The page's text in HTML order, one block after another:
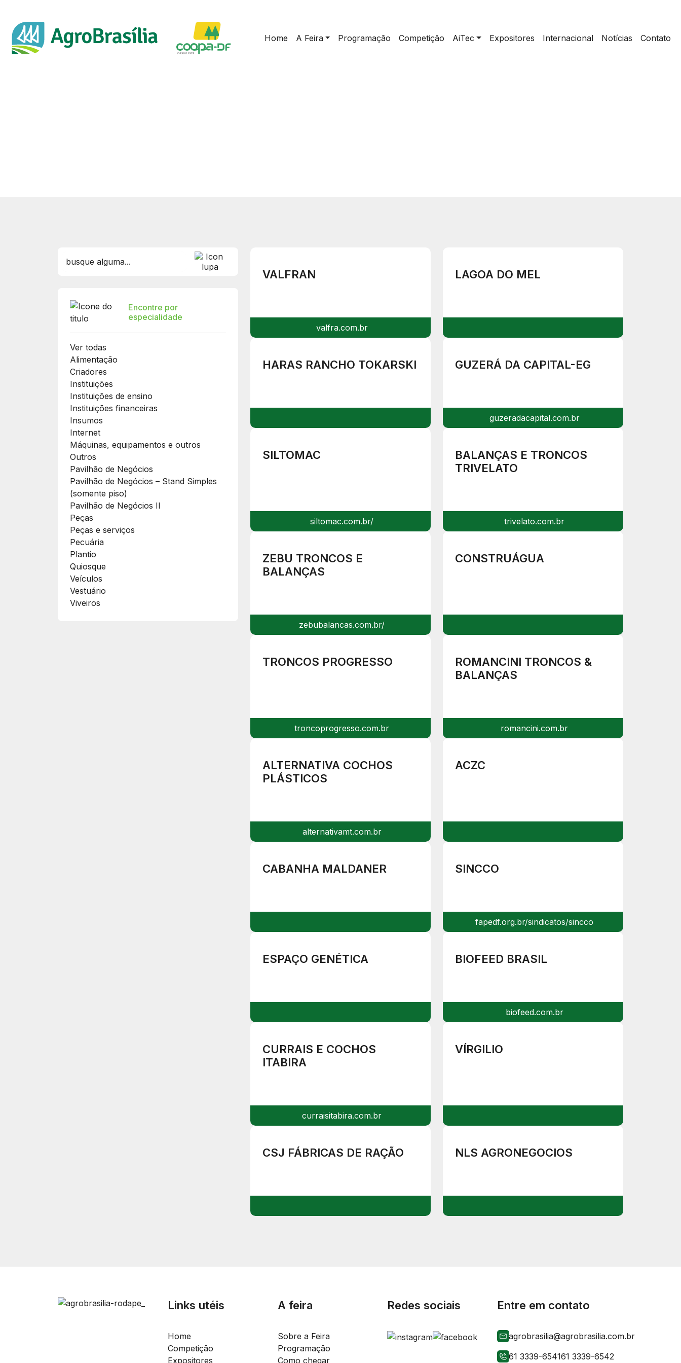
Home A Feira Programação Competição AiTec Expositores Internacional Notícias Contato
Encontre por
especialidade
Ver todas
Alimentação
Criadores
Instituições
Instituições de ensino
Instituições financeiras
Insumos
Internet
Máquinas, equipamentos e outros
Outros
Pavilhão de Negócios
Pavilhão de Negócios – Stand Simples
(somente piso)
Pavilhão de Negócios II
Peças
Peças e serviços
Pecuária
Plantio
Quiosque
Veículos
Vestuário
Viveiros
VALFRAN
valfra.com.br
LAGOA DO MEL
HARAS RANCHO TOKARSKI GUZERÁ DA CAPITAL-EG
guzeradacapital.com.br
SILTOMAC
siltomac.com.br/
BALANÇAS E TRONCOS
TRIVELATO
trivelato.com.br
ZEBU TRONCOS E
BALANÇAS
zebubalancas.com.br/
CONSTRUÁGUA
TRONCOS PROGRESSO
troncoprogresso.com.br
ROMANCINI TRONCOS &
BALANÇAS
romancini.com.br
ALTERNATIVA COCHOS
PLÁSTICOS
alternativamt.com.br
ACZC
CABANHA MALDANER SINCCO
fapedf.org.br/sindicatos/sincco
ESPAÇO GENÉTICA BIOFEED BRASIL
biofeed.com.br
CURRAIS E COCHOS
ITABIRA
curraisitabira.com.br
VÍRGILIO
CSJ FÁBRICAS DE RAÇÃO NLS AGRONEGOCIOS
Links utéis
Home
Competição
Expositores
A feira
Sobre a Feira
Programação
Como chegar
Redes sociais Entre em contato
agrobrasilia@agrobrasilia.com.br
61 3339-654161 3339-6542